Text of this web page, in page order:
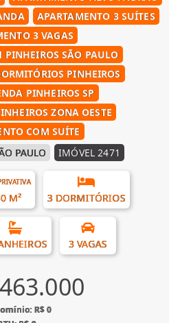
APARTAMENTO 3 SUÍTES
3 VAGAS
PINHEIROS SÃO PAULO
PINHEIROS
PINHEIROS SP
ZONA OESTE
COM SUÍTE
PAULO IMÓVEL 2471
M² 3 DORMITÓRIOS
3 VAGAS
R$ 0